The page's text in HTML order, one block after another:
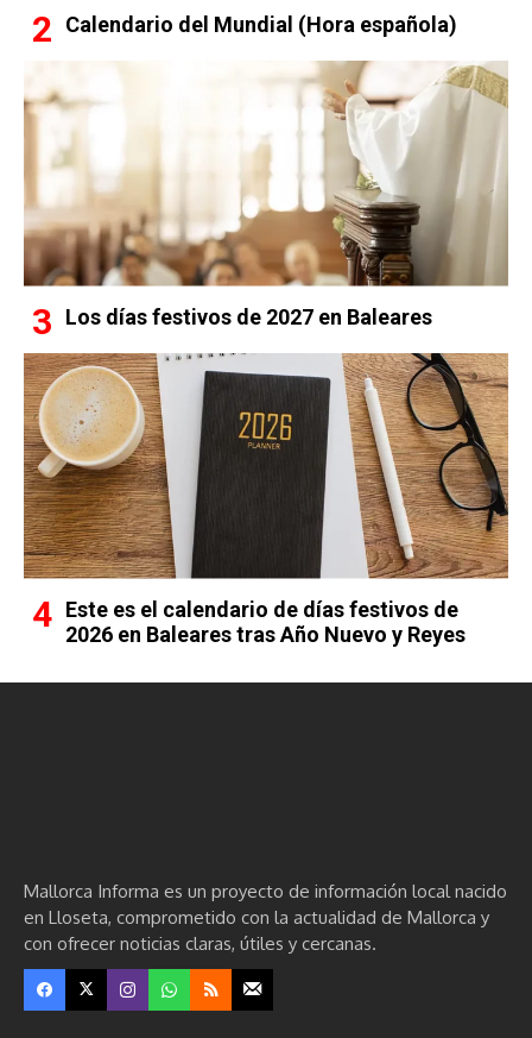
Calendario del Mundial (Hora española)
Los días festivos de 2027 en Baleares
Este es el calendario de días festivos de
2026 en Baleares tras Año Nuevo y Reyes
Mallorca Informa es un proyecto de información local nacido
en Lloseta, comprometido con la actualidad de Mallorca y
con ofrecer noticias claras, útiles y cercanas.